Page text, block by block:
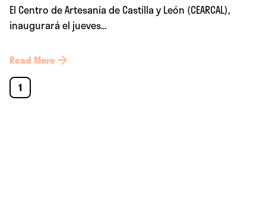
El Centro de Artesanía de Castilla y León (CEARCAL),
inaugurará el jueves...
Read More
1